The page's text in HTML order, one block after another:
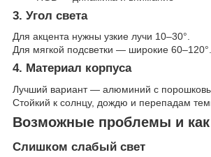
3. Угол света
Для акцента нужны узкие лучи 10–30°.
Для мягкой подсветки — широкие 60–120°.
4. Материал корпуса
Лучший вариант — алюминий с
Стойкий к солнцу, дождю и перепадам
Возможные проблемы и как
Слишком слабый свет